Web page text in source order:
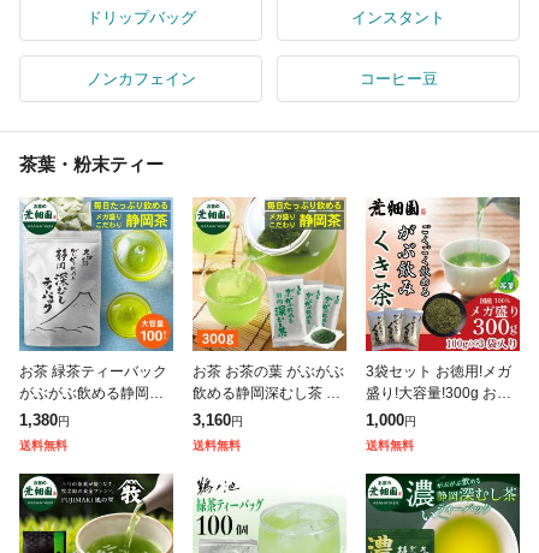
ドリップバッグ インスタント
ノンカフェイン コーヒー豆
茶葉・粉末ティー
お茶 緑茶ティーバック
がぶがぶ飲める静岡深
むしティーパック 100
個入 総合ランキング1
位 送料無料 がぶ飲み
静岡茶 緑茶
1,380円
送料無料
お茶 お茶の葉 がぶがぶ
飲める静岡深むし茶 30
0g (100g入り×3袋) メ
ガ盛り 総合ランキング
1位 送料無料 がぶ飲み
3,160円
送料無料
3袋セット お徳用!メガ
盛り!大容量!300g お茶
緑茶 茎茶 くき 静岡茶
がぶ飲みくき茶 100g入
1,000円
送料無料